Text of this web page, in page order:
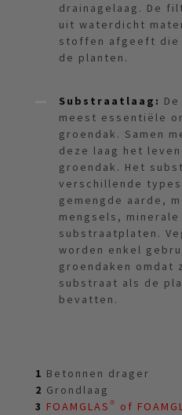
drainagelaag. De
uit waterdicht
stoffen afgeeft die
de planten.
Substraatlaag:
meest essentiële
groendak. Samen
deze laag het
groendak. Het
verschillende
gemengde aarde,
mengsels,
substraatplaten.
worden enkel
groendaken omdat
substraat als de
bevatten.
1 Betonnen drager
2 Grondlaag
3 FOAMGLAS® of